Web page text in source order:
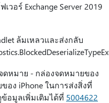
วอร์ Exchange Server 2019
ล้มเหลวและส่งกลับ
หมาย - กล่องจดหมายของ
ง iPhone ในการส่งสิ่งที่
อมูลเพิ่มเติมได้ที่ 5004622